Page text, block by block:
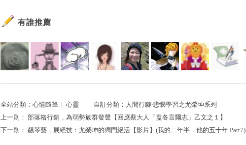
有誰推薦
全站分類： 心情隨筆 心靈 自訂分類： 人間行腳‧悲憫學習之尤榮坤系列
上一則： 部落格行銷，為弱勢族群發聲【回應蔡大人「盍各言爾志」乙文之１】
下一則： 飆琴藝，展絕技：尤榮坤的獨門絕活【影片】(我的二年半，他的五十年 Part7)